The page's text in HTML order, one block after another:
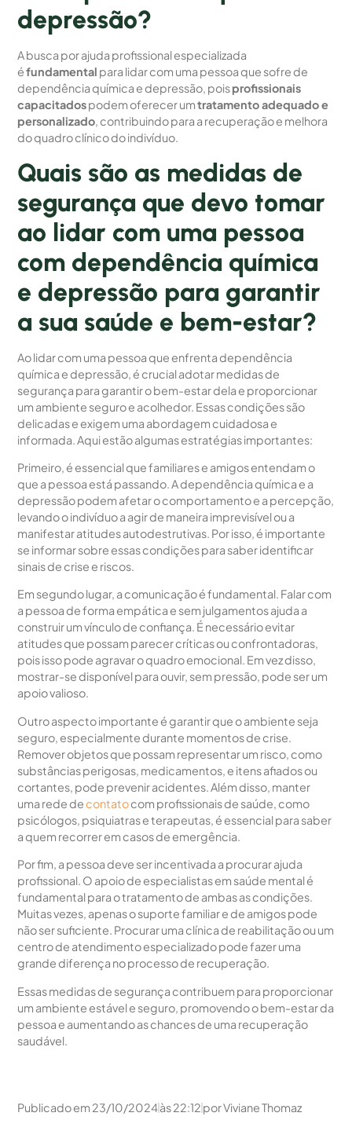
depressão?
A busca por ajuda profissional especializada
éfundamental para lidar com uma pessoa que sofre de
dependência química e depressão, poisprofissionais
capacitadospodem oferecer umtratamento adequado e
personalizado, contribuindo para a recuperação e melhora
do quadro clínico do indivíduo.
Quais são as medidas de
segurança que devo tomar
ao lidar com uma pessoa
com dependência química
e depressão para garantir
a sua saúde e bem-estar?
Ao lidar com uma pessoa que enfrenta dependência
química e depressão, é crucial adotar medidas de
segurança para garantir o bem-estar dela e proporcionar
um ambiente seguro e acolhedor. Essas condições são
delicadas e exigem uma abordagem cuidadosa e
informada. Aqui estão algumas estratégias importantes:
Primeiro, é essencial que familiares e amigos entendam o
que a pessoa está passando. A dependência química e a
depressão podem afetar o comportamento e a percepção,
levando o indivíduo a agir de maneira imprevisível ou a
manifestar atitudes autodestrutivas. Por isso, é importante
se informar sobre essas condições para saber identificar
sinais de crise e riscos.
Em segundo lugar, a comunicação é fundamental. Falar com
a pessoa de forma empática e sem julgamentos ajuda a
construir um vínculo de confiança. É necessário evitar
atitudes que possam parecer críticas ou confrontadoras,
pois isso pode agravar o quadro emocional. Em vez disso,
mostrar-se disponível para ouvir, sem pressão, pode ser um
apoio valioso.
Outro aspecto importante é garantir que o ambiente seja
seguro, especialmente durante momentos de crise.
Remover objetos que possam representar um risco, como
substâncias perigosas, medicamentos, e itens afiados ou
cortantes, pode prevenir acidentes. Além disso, manter
uma rede decontatocom profissionais de saúde, como
psicólogos, psiquiatras e terapeutas, é essencial para saber
a quem recorrer em casos de emergência.
Por fim, a pessoa deve ser incentivada a procurar ajuda
profissional. O apoio de especialistas em saúde mental é
fundamental para o tratamento de ambas as condições.
Muitas vezes, apenas o suporte familiar e de amigos pode
não ser suficiente. Procurar uma clínica de reabilitação ou um
centro de atendimento especializado pode fazer uma
grande diferença no processo de recuperação.
Essas medidas de segurança contribuem para proporcionar
um ambiente estável e seguro, promovendo o bem-estar da
pessoa e aumentando as chances de uma recuperação
saudável.
Publicado em 23/10/2024às22:12porViviane Thomaz